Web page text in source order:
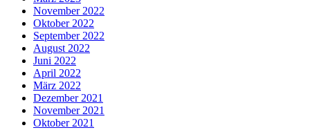
November 2022
Oktober 2022
September 2022
August 2022
Juni 2022
April 2022
März 2022
Dezember 2021
November 2021
Oktober 2021